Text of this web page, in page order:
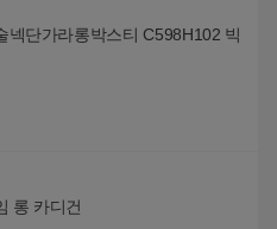
넥단가라롱박스티 C598H102 빅
롱 카디건